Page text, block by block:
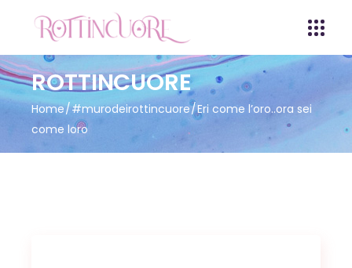
ROTTINCUORE
Home #murodeirottincuore Eri come l’oro..ora sei
come loro